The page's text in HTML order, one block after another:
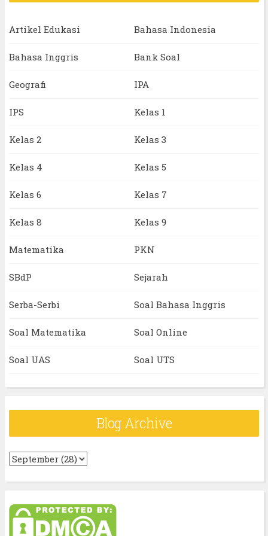
Artikel Edukasi Bahasa Indonesia
Bahasa Inggris Bank Soal
Geografi IPA
IPS Kelas 1
Kelas 2 Kelas 3
Kelas 4 Kelas 5
Kelas 6 Kelas 7
Kelas 8 Kelas 9
Matematika PKN
SBdP Sejarah
Serba-Serbi Soal Bahasa Inggris
Soal Matematika Soal Online
Soal UAS Soal UTS
Blog Archive